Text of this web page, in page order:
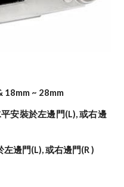
18mm ~ 28mm
安裝於左邊門(L), 或右邊
邊門(L), 或右邊門(R )